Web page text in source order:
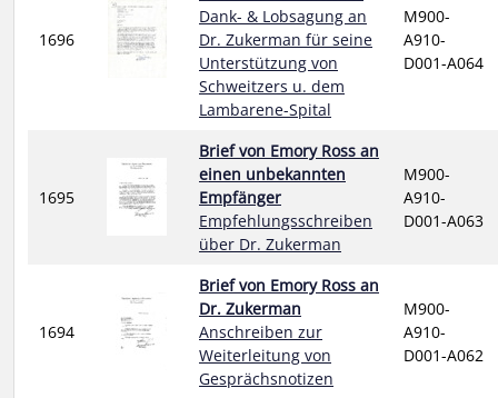
1696
Dank- & Lobsagung an
Dr. Zukerman für seine
Unterstützung von
Schweitzers u. dem
Lambarene-Spital
M900-
A910-
D001-A064
1695
Brief von Emory Ross an
einen unbekannten
Empfänger
Empfehlungsschreiben
über Dr. Zukerman
M900-
A910-
D001-A063
1694
Brief von Emory Ross an
Dr. Zukerman
Anschreiben zur
Weiterleitung von
Gesprächsnotizen
M900-
A910-
D001-A062